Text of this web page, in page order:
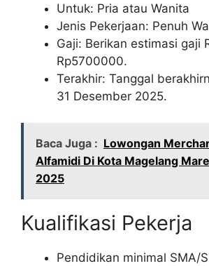
Untuk: Pria atau Wanita
Jenis Pekerjaan: Penuh
Gaji: Berikan estimasi gaji
Rp5700000.
Terakhir: Tanggal
31 Desember 2025.
Baca Juga : Lowongan
Alfamidi Di Kota Magelang
2025
Kualifikasi Pekerja
Pendidikan minimal SMA/